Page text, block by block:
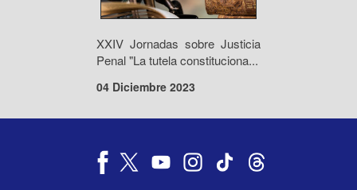
XXIV Jornadas sobre Justicia
Penal "La tutela constituciona...
04 Diciembre 2023